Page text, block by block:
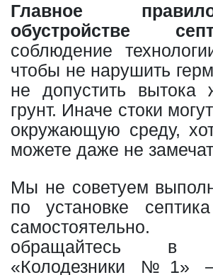
Главное
обустройстве
соблюдение
чтобы не нарушить
не допустить вытока
грунт. Иначе стоки
окружающую среду,
можете даже не
Мы не советуем
по установке
обращайтесь в
«Колодезники